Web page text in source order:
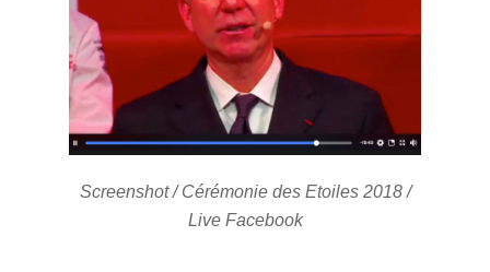
Screenshot / Cérémonie des Etoiles 2018 /
Live Facebook